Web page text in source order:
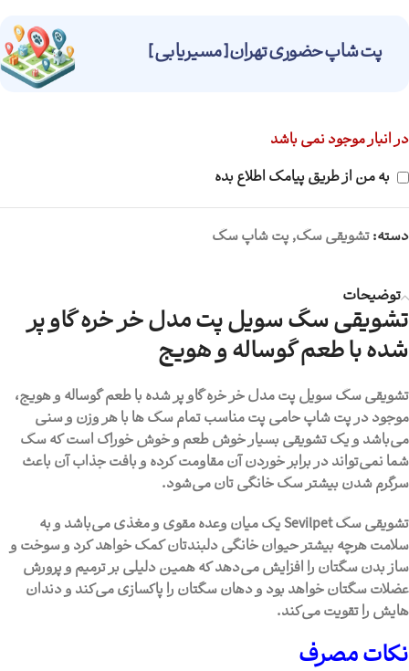
پت شاپ حضوری تهران [ مسیریابی ]
در انبار موجود نمی باشد
به من از طریق پیامک اطلاع بده
دسته:تشویقی سگ,پت شاپ سگ
توضیحات
تشویقی سگ سویل پت مدل خر خره گاو پر
شده با طعم گوساله و هویج
تشویقی سگ سویل پت مدل خر خره گاو پر شده با طعم گوساله و هویج،
موجود در پت شاپ حامی پت مناسب تمام سگ ها با هر وزن و سنی
می‌باشد و یک تشویقی بسیار خوش طعم و خوش خوراک است که سگ
شما نمی‌تواند در برابر خوردن آن مقاومت کرده و بافت جذاب آن باعث
سرگرم شدن بیشتر سگ خانگی تان می‌شود.
تشویقی سگ Sevilpet یک میان وعده مقوی و مغذی می‌باشد و به
سلامت هرچه بیشتر حیوان خانگی دلبندتان کمک خواهد کرد و سوخت و
ساز بدن سگتان را افزایش می‌دهد که همین دلیلی بر ترمیم و پرورش
عضلات سگتان خواهد بود و دهان سگتان را پاکسازی می‌کند و دندان
هایش را تقویت می‌کند.
نکات مصرف